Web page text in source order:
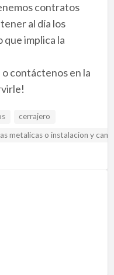
contratos
al día los
que implica la
contáctenos en la
cerrajero
metalicas o instalacion y